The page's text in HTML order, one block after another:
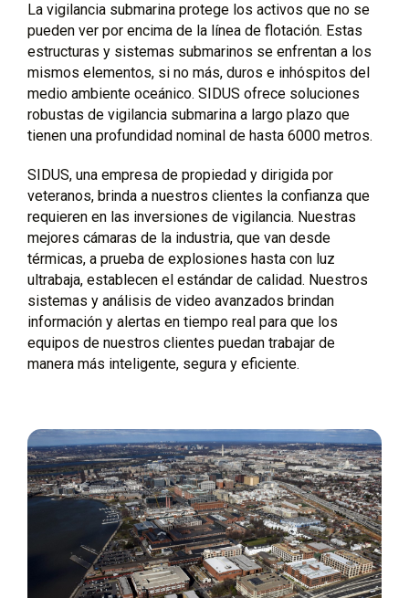
La vigilancia submarina protege los activos que no se
pueden ver por encima de la línea de flotación. Estas
estructuras y sistemas submarinos se enfrentan a los
mismos elementos, si no más, duros e inhóspitos del
medio ambiente oceánico. SIDUS ofrece soluciones
robustas de vigilancia submarina a largo plazo que
tienen una profundidad nominal de hasta 6000 metros.
SIDUS, una empresa de propiedad y dirigida por
veteranos, brinda a nuestros clientes la confianza que
requieren en las inversiones de vigilancia. Nuestras
mejores cámaras de la industria, que van desde
térmicas, a prueba de explosiones hasta con luz
ultrabaja, establecen el estándar de calidad. Nuestros
sistemas y análisis de video avanzados brindan
información y alertas en tiempo real para que los
equipos de nuestros clientes puedan trabajar de
manera más inteligente, segura y eficiente.